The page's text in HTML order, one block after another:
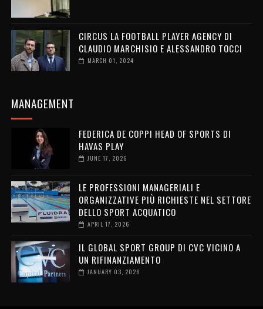
CIRCUS LA FOOTBALL PLAYER AGENCY DI
CLAUDIO MARCHISIO E ALESSANDRO TOCCI
MARCH 01, 2024
MANAGEMENT
FEDERICA DE COPPI HEAD OF SPORTS DI
HAVAS PLAY
JUNE 17, 2026
LE PROFESSIONI MANAGERIALI E
ORGANIZZATIVE PIÙ RICHIESTE NEL SETTORE
DELLO SPORT ACQUATICO
APRIL 17, 2026
IL GLOBAL SPORT GROUP DI CVC VICINO A
UN RIFINANZIAMENTO
JANUARY 03, 2026